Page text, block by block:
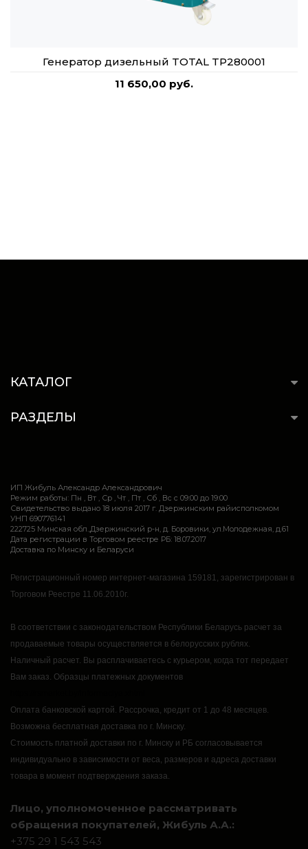
Генератор дизельный TOTAL TP280001
11 650,00 руб.
КАТАЛОГ
РАЗДЕЛЫ
ИП Жибуль Александр Александрович
Режим работы: Пн , Вт , Ср , Чт , Пт , Сб , Вс c 09:00 до 19:00
Свидетельство выдано 18 июля 2017 г. Дзержинским райисполкомом
УНП 690776141
222725 Минская обл.,Дзержинский р-н, д. Боровики, ул.Молодежная, д.61
Дата регистрации в Торговом реестре РБ: 18.07.2017
Доставка по Минску и Беларуси
Регистрационный номер интернет-магазина 159181, зарегистрирован в
Торговом Реестре 11.06.2010г.
В соответствии с законодательством Республики Беларусь расчет за
продаваемые товары осуществляется в белорусских рублях.
Наличный расчет. Вы расплачиваетесь с курьером, когда тот передает
Вам заказ. Образцы платежных документов
Оплата банковской картой. Рассрочка, кредит от 1 до 48 месяцев.
Возможна бесплатная доставка по г. Минску.
Стоимость платной доставки по г. Минску и РБ согласовывается
индивидуально в зависимости от веса, размеров и адреса доставки
товара в момент подтверждения заказа.
Лицо, уполномоченное рассматривать
обращения покупателей, Жибуль А.А.:
+375 29 1 543 543